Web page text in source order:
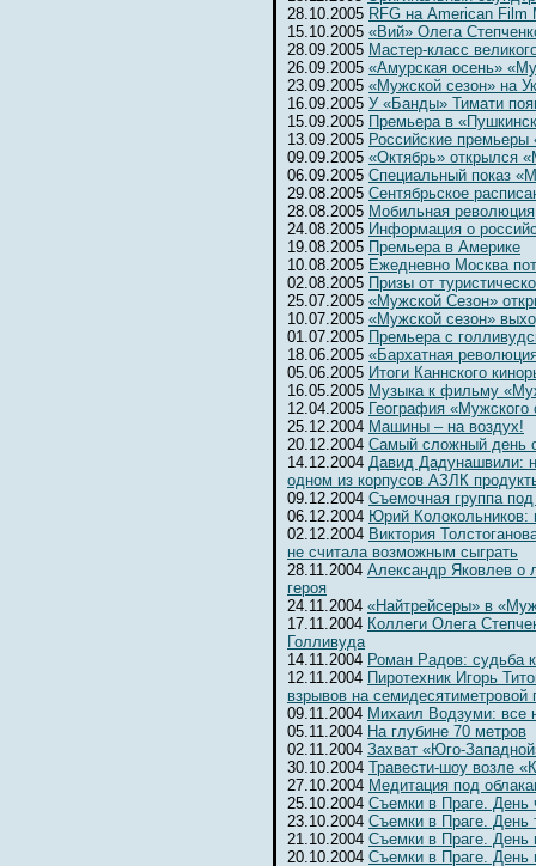
28.10.2005 RFG на American Film
15.10.2005 «Вий» Олега
28.09.2005 Мастер-класс
26.09.2005 «Амурская осень»
23.09.2005 «Мужской сезон» на
16.09.2005 У «Банды» Тимати
15.09.2005 Премьера в
13.09.2005 Российские премьеры
09.09.2005 «Октябрь» открылся
06.09.2005 Специальный показ
29.08.2005 Сентябрьское
28.08.2005 Мобильная революция
24.08.2005 Информация о
19.08.2005 Премьера в Америке
10.08.2005 Ежедневно Москва
02.08.2005 Призы от
25.07.2005 «Мужской Сезон»
10.07.2005 «Мужской сезон»
01.07.2005 Премьера с
18.06.2005 «Бархатная
05.06.2005 Итоги Каннского
16.05.2005 Музыка к фильму
12.04.2005 География «Мужского
25.12.2004 Машины – на воздух!
20.12.2004 Самый сложный день
14.12.2004 Давид Дадунашвили:
одном из корпусов АЗЛК
09.12.2004 Съемочная группа
06.12.2004 Юрий Колокольников:
02.12.2004 Виктория
не считала возможным сыграть
28.11.2004 Александр Яковлев о
героя
24.11.2004 «Найтрейсеры» в
17.11.2004 Коллеги Олега
Голливуда
14.11.2004 Роман Радов: судьба
12.11.2004 Пиротехник Игорь
взрывов на семидесятиметровой
09.11.2004 Михаил Водзуми: все
05.11.2004 На глубине 70 метров
02.11.2004 Захват «Юго-
30.10.2004 Травести-шоу возле
27.10.2004 Медитация под
25.10.2004 Съемки в Праге. День
23.10.2004 Съемки в Праге. День
21.10.2004 Съемки в Праге. День
20.10.2004 Съемки в Праге. День